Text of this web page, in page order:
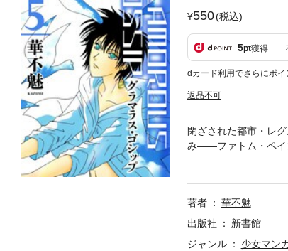
550(税込)
5pt獲得
dカード利用でさらにポ
返品不可
閉ざされた都市・レ
み――ファトム・ペイ
は、エンヤ救出のた
著者
華不魅
出版社
新書館
ジャンル
少女マン